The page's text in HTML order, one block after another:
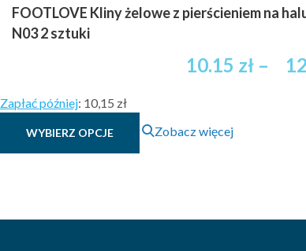
FOOTLOVE Kliny żelowe z pierścieniem na
N03 2 sztuki
10.15 zł –
Zapłać później: 10,15 zł
WYBIERZ OPCJE
Ten
produkt
Opcje
Zobacz więcej